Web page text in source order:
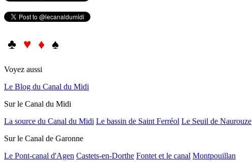
♣ ♥ ♦ ♠
Voyez aussi
Le Blog du Canal du Midi
Sur le Canal du Midi
La source du Canal du Midi Le bassin de Saint Ferréol Le Seuil de Naurouze
Sur le Canal de Garonne
Le Pont-canal d'Agen Castets-en-Dorthe Fontet et le canal Montpouillan